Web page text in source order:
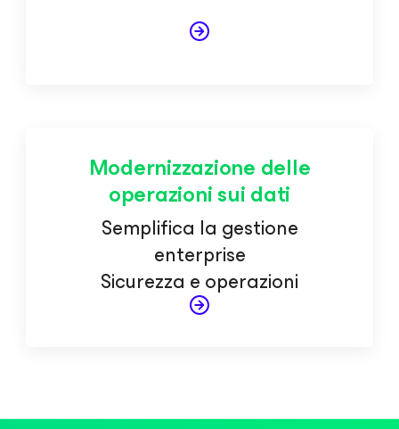
Modernizzazione delle
operazioni sui dati
Semplifica la gestione
enterprise
Sicurezza e operazioni